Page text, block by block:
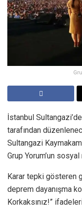
İstanbul
tarafından
Sultangazi
Grup Yorum’un
Karar tepki gösteren
deprem dayanışma
Korkaksınız!”